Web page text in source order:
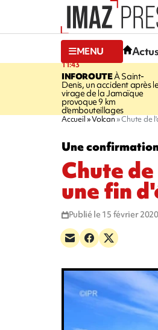
MENU
11:43
INFOROUTEÀ Saint-
Denis, un accident après
virage de la Jamaïque
provoque 9 km
d'embouteillages
Accueil Volcan Chute de
Une
Chute
une fin
Publié le 15 février